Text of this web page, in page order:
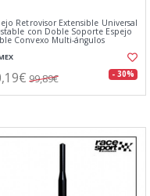
Retrovisor Extensible Universal
con Doble Soporte Espejo
Convexo Multi-ángulos
99,89€ - 30%